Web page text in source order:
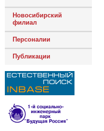
Новосибирский
филиал
Персоналии
Публикации